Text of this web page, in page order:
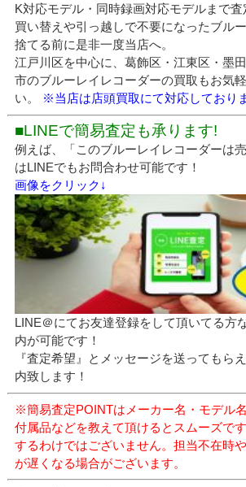
K対応モデル・同時録画対応モデルまで査
買い替えや引っ越しで不要になったブル
捨てる前に是非一度当店へ。
江戸川区を中心に、葛飾区・江東区・墨
市のブルーレイレコーダーの買取もお気
い。
※当店は店頭買取にて対応しており
■LINEで簡易査定も承ります!
例えば、「このブルーレイレコーダーは
はLINEでもお問合わせ可能です！
画像をクリック↓
LINE＠にてお友達登録をして頂いてる方
内が可能です！
『査定希望』とメッセージを送ってもら
内致します！
※簡易査定POINTはメーカー名・モデル
付属品などを教えて頂けるとスムーズです
するわけではございません。担当不在時
が遅くなる場合がございます。